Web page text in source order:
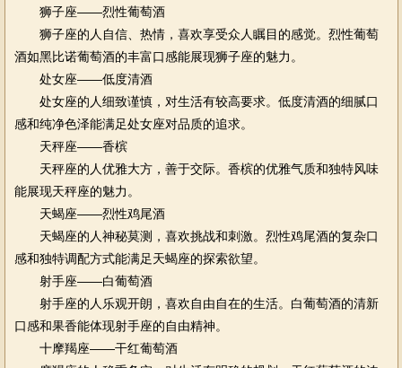
狮子座——烈性葡萄酒
狮子座的人自信、热情，喜欢享受众人瞩目的感觉。烈性葡萄
酒如黑比诺葡萄酒的丰富口感能展现狮子座的魅力。
处女座——低度清酒
处女座的人细致谨慎，对生活有较高要求。低度清酒的细腻口
感和纯净色泽能满足处女座对品质的追求。
天秤座——香槟
天秤座的人优雅大方，善于交际。香槟的优雅气质和独特风味
能展现天秤座的魅力。
天蝎座——烈性鸡尾酒
天蝎座的人神秘莫测，喜欢挑战和刺激。烈性鸡尾酒的复杂口
感和独特调配方式能满足天蝎座的探索欲望。
射手座——白葡萄酒
射手座的人乐观开朗，喜欢自由自在的生活。白葡萄酒的清新
口感和果香能体现射手座的自由精神。
十摩羯座——干红葡萄酒